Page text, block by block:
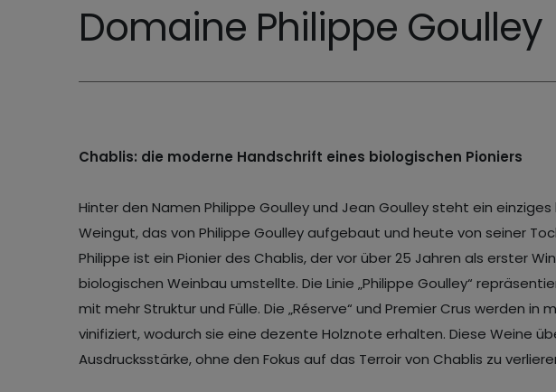
Domaine Philippe Goulley
Chablis: die moderne Handschrift eines biologischen Pioniers
Hinter den Namen Philippe Goulley und Jean Goulley steht ein
Weingut, das von Philippe Goulley aufgebaut und heute von seiner
Philippe ist ein Pionier des Chablis, der vor über 25 Jahren als erster
biologischen Weinbau umstellte. Die Linie „Philippe Goulley“
mit mehr Struktur und Fülle. Die „Réserve“ und Premier Crus werden in
vinifiziert, wodurch sie eine dezente Holznote erhalten. Diese Weine
Ausdrucksstärke, ohne den Fokus auf das Terroir von Chablis zu